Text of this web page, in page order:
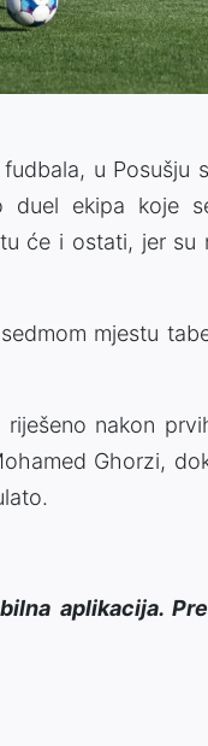
u Posušju
duel ekipa koje
će i ostati, jer
mjestu
nakon
Ghorzi,
aplikacija.